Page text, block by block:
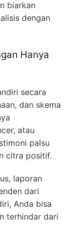
biarkan
dengan
Hanya
secara
dan skema
atau
palsu
citra positif.
laporan
dari
Anda bisa
terhindar dari